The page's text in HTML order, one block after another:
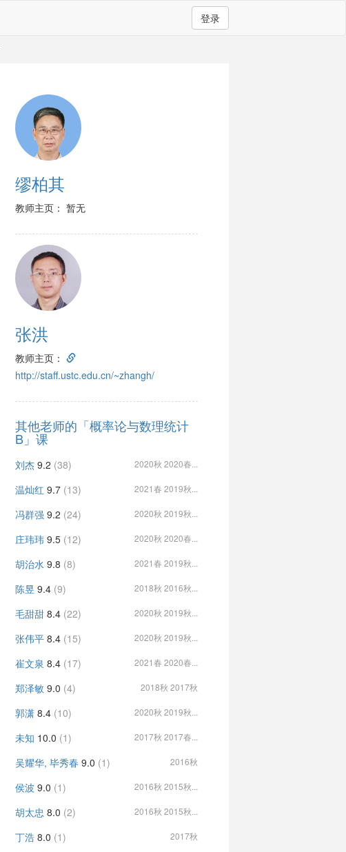
登录
缪柏其
教师主页： 暂无
张洪
教师主页：
http://staff.ustc.edu.cn/~zhangh/
其他老师的「概率论与数理统计
B」课
刘杰 9.2 (38) 2020秋 2020春...
温灿红 9.7 (13) 2021春 2019秋...
冯群强 9.2 (24) 2020秋 2019秋...
庄玮玮 9.5 (12) 2020秋 2020春...
胡治水 9.8 (8) 2021春 2019秋...
陈昱 9.4 (9) 2018秋 2016秋...
毛甜甜 8.4 (22) 2020秋 2019秋...
张伟平 8.4 (15) 2020秋 2019秋...
崔文泉 8.4 (17) 2021春 2020春...
郑泽敏 9.0 (4) 2018秋 2017秋
郭潇 8.4 (10) 2020秋 2019秋...
未知 10.0 (1) 2017秋 2017春...
吴耀华, 毕秀春 9.0 (1) 2016秋
侯波 9.0 (1) 2016秋 2015秋...
胡太忠 8.0 (2) 2016秋 2015秋...
丁浩 8.0 (1) 2017秋